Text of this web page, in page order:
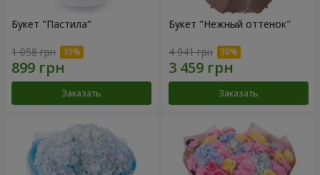
Букет "Пастила"
1 058 грн
Заказать
Букет "Нежный оттенок"
4 941 грн
Заказать